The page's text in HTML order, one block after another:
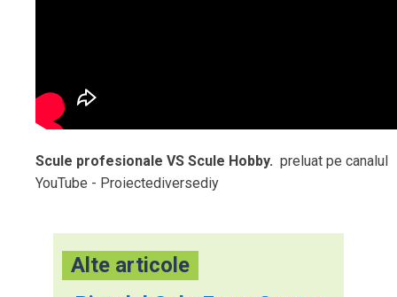
Scule profesionale VS Scule Hobby. preluat pe canalul
YouTube - Proiectediversediy
Alte articole